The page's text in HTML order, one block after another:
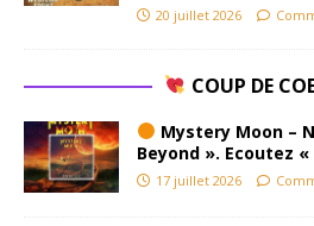
20 juillet 2026
COUP DE
Mystery Moon –
Beyond ». Ecoutez
17 juillet 2026